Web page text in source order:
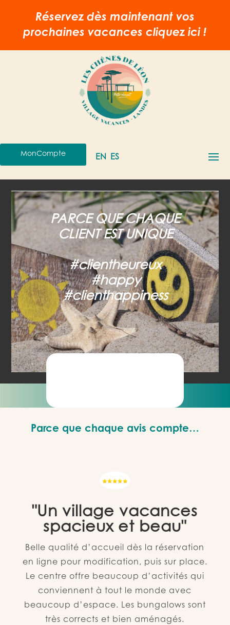
Réservez dès maintenant vos
prochaines vacancescliquez ici !
MonCompte EN ES
PARCE QUE CHAQUE
CLIENT EST UNIQUE
#clientheureux
#happy
#clienthappiness
Parce que chaque avis compte…
"Un village vacances
spacieux et beau"
Belle qualité d’accueil dès la réservation
en ligne pour modification, puis sur place.
Le centre offre beaucoup d’activités qui
conviennent à tout le monde avec
beaucoup d’espace. Les bungalows sont
très corrects et bien aménagés.